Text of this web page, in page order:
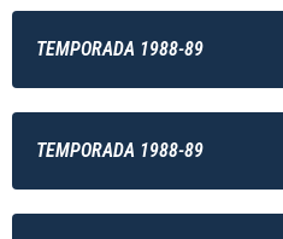
TEMPORADA 1988-89
TEMPORADA 1988-89